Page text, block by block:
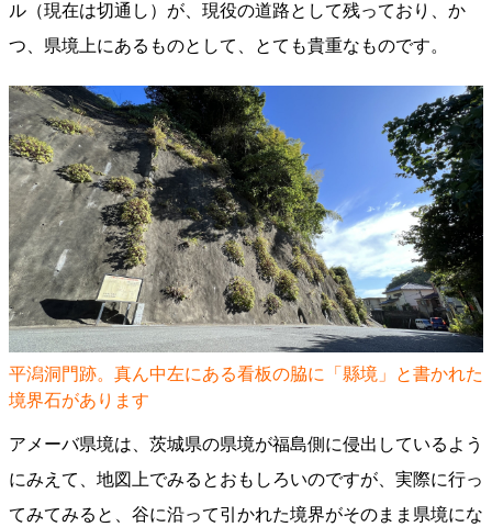
ル（現在は切通し）が、現役の道路として残っており、か
つ、県境上にあるものとして、とても貴重なものです。
平潟洞門跡。真ん中左にある看板の脇に「縣境」と書かれた
境界石があります
アメーバ県境は、茨城県の県境が福島側に侵出しているよう
にみえて、地図上でみるとおもしろいのですが、実際に行っ
てみてみると、谷に沿って引かれた境界がそのまま県境にな